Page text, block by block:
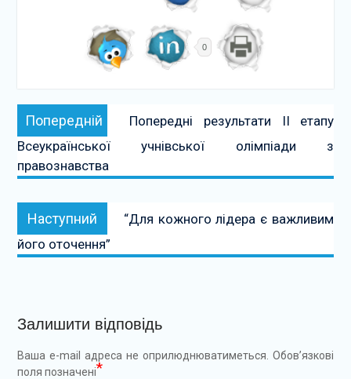
0
Навігація
записів
Попередній Попередній:
Попередні результати ІІ етапу
Всеукраїнської учнівської олімпіади з
правознавства
Наступний Наступний:
“Для кожного лідера є важливим
його оточення”
Залишити відповідь
Ваша e-mail адреса не оприлюднюватиметься. Обов’язкові
поля позначені*